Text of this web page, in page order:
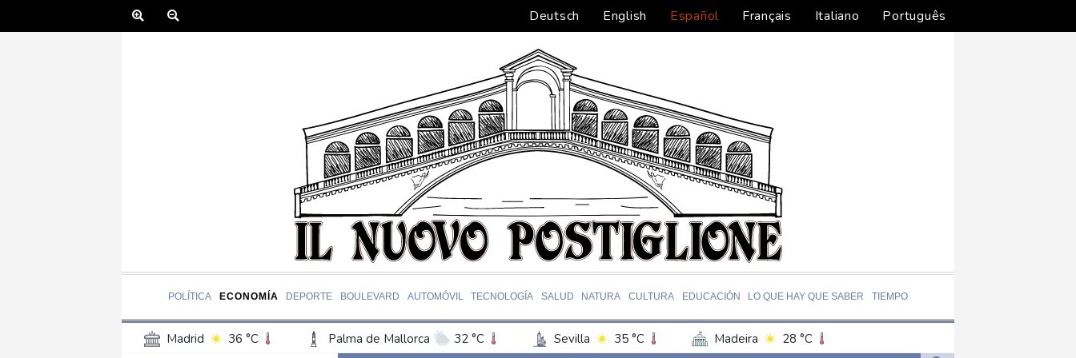
Deutsch English Español Français Italiano Português
POLÍTICA ECONOMÍA DEPORTE BOULEVARD AUTOMÓVIL TECNOLOGÍA SALUD NATURA CULTURA EDUCACIÓN LO QUE HAY QUE SABER TIEMPO
Madrid 36 °C Palma de Mallorca 32 °C Sevilla 35 °C Madeira
28 °C